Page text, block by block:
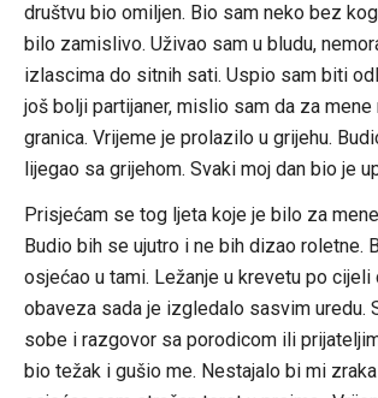
društvu bio omiljen. Bio sam neko bez
bilo zamislivo. Uživao sam u bludu,
izlascima do sitnih sati. Uspio sam biti
još bolji partijaner, mislio sam da za
granica. Vrijeme je prolazilo u grijehu.
lijegao sa grijehom. Svaki moj dan bio je
Prisjećam se tog ljeta koje je bilo za
Budio bih se ujutro i ne bih dizao roletne.
osjećao u tami. Ležanje u krevetu po cijeli
obaveza sada je izgledalo sasvim uredu.
sobe i razgovor sa porodicom ili
bio težak i gušio me. Nestajalo bi mi